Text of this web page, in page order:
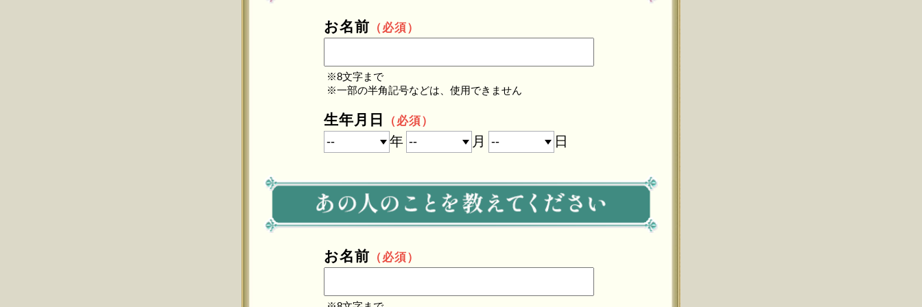
お名前 （必須）
※8文字まで
※一部の半角記号などは、使用できません
生年月日 （必須）
年 月 日
お名前 （必須）